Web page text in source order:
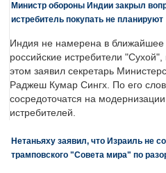
Министр обороны Индии закрыл
истребитель покупать не планируют
Индия не намерена в ближайшее
российские истребители
этом заявил секретарь
Раджеш Кумар Сингх. По его
сосредоточатся на
истребителей.
Нетаньяху заявил, что Израиль не
трамповского "Совета мира" по